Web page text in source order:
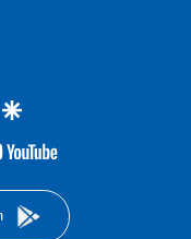
google
youtube-